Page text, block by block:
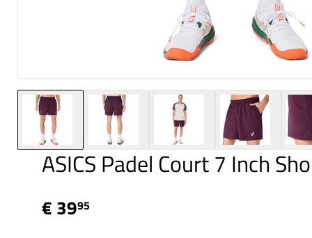
ASICS Padel Court 7 Inch
€ 3995